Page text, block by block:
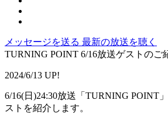
メッセージを送る 最新の放送を聴く
TURNING POINT 6/16放送ゲストのご
2024/6/13 UP!
6/16(日)24:30放送「TURNING POINT
ストを紹介します。